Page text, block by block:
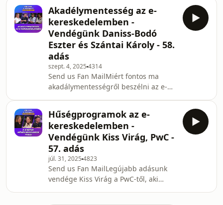
tartalma:00:00 - Pörzse N
regionális BNPL (Buy-Now-Pay-Later -
halasztott részletfizetés) piac
fejlődéséről és az Instacash
fejlődéséről.Az adás tartalma:00:00 -
Vendégünk Bruzsa Géza01:27 - Az
InstaCash útja az elmúlt két
évben06:37 - Mi is az a buy now pay
later?16:37 - A kereskedők hozzáál
Akadélymentesség az e-
kereskedelemben -
Vendégünk Daniss-Bodó
Eszter és Szántai Károly - 58.
adás
szept. 4, 2025 4314
Send us Fan MailMiért fontos ma
akadálymentességről beszélni az e-
vonatkozik az EU-s akadálymentességi
szabályozás? Ezt a fontos témát
igyekeztünk feldolgozni vendégeink -
Daniss-Bodó Eszter, UX Service
Designer és Szántai Károly, tanúsított
web akadálymentességi szakértő,
szakoktató - segítségével.00:00 -
Daniss-Bodó Eszter és Szántai Károly
Hűségprogramok az e-
kereskedelemben -
Vendégünk Kiss Virág, PwC -
57. adás
júl. 31, 2025 4823
Send us Fan MailLegújabb adásunk
vendége Kiss Virág a PwC-től, aki